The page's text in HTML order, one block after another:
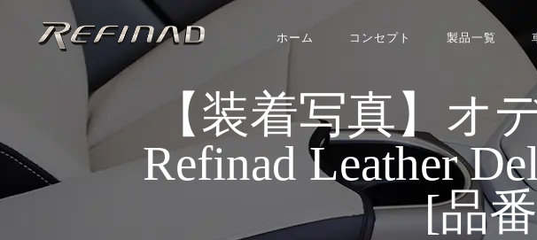
ホーム コンセプト 製品一覧
【装着写真】
Refinad Leather
[品